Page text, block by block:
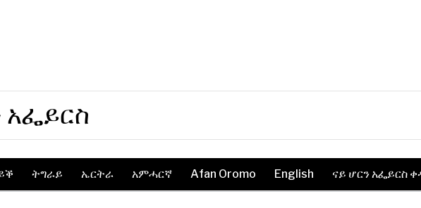
አፌይርስ
ትግራይ ኤርትራ አምሓርኛ Afan Oromo English ናይ ሆርን አፌይርስ